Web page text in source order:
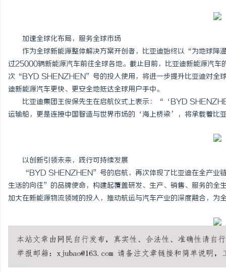
加速全球化布局，服务全球市场
作为全球新能源整体解决方案开创者，比亚迪始终以“为地球降
过25000辆新能源汽车前往全球各地。截止目前，比亚迪新能源汽
次“BYD SHENZHEN”号的投入使用，将进一步提升比亚迪对全
迪新能源汽车更快、更安全地抵达全球用户手中。
比亚迪集团王俊保先生在启航仪式上表示：“‘BYD
运输船，更是连接中国智造与世界市场的‘海上桥梁’，将承载着比
以创新引领未来，践行可持续发展
“BYD SHENZHEN”号的启航，再次体现了比亚迪在全产业链
生活的向往”的品牌使命，构建起覆盖研发、生产、销售、服务的全
加大在新能源物流领域的投入，推动航运与汽车产业的深度融合，